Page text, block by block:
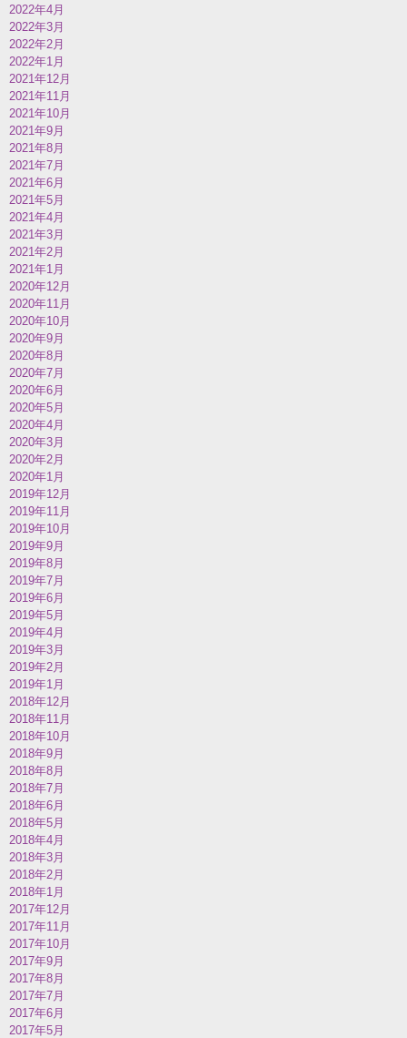
2022年4月
2022年3月
2022年2月
2022年1月
2021年12月
2021年11月
2021年10月
2021年9月
2021年8月
2021年7月
2021年6月
2021年5月
2021年4月
2021年3月
2021年2月
2021年1月
2020年12月
2020年11月
2020年10月
2020年9月
2020年8月
2020年7月
2020年6月
2020年5月
2020年4月
2020年3月
2020年2月
2020年1月
2019年12月
2019年11月
2019年10月
2019年9月
2019年8月
2019年7月
2019年6月
2019年5月
2019年4月
2019年3月
2019年2月
2019年1月
2018年12月
2018年11月
2018年10月
2018年9月
2018年8月
2018年7月
2018年6月
2018年5月
2018年4月
2018年3月
2018年2月
2018年1月
2017年12月
2017年11月
2017年10月
2017年9月
2017年8月
2017年7月
2017年6月
2017年5月